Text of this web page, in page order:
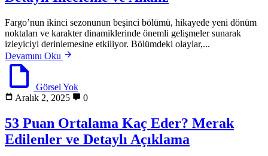
Fargo’nun ikinci sezonunun beşinci bölümü, hikayede yeni dönüm
noktaları ve karakter dinamiklerinde önemli gelişmeler sunarak
izleyiciyi derinlemesine etkiliyor. Bölümdeki olaylar,...
Devamını Oku
Görsel Yok
Aralık 2, 2025
0
53 Puan Ortalama Kaç Eder? Merak
Edilenler ve Detaylı Açıklama